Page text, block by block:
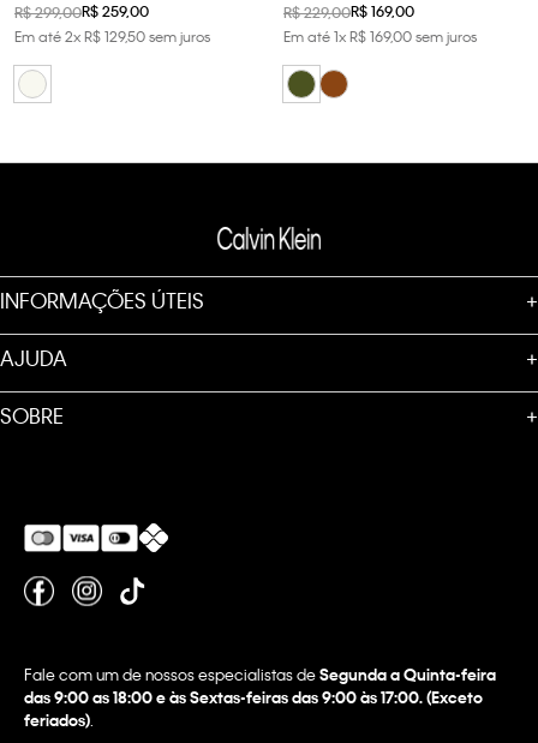
R$299,00R$259,00
Em até2xR$129,50sem juros
R$229,00R$169,00
Em até1xR$169,00sem juros
INFORMAÇÕES ÚTEIS +
AJUDA +
SOBRE +
Fale com um de nossos especialistas deSegunda a Quinta-feira
das 9:00 as 18:00 e às Sextas-feiras das 9:00 às 17:00. (Exceto
feriados).